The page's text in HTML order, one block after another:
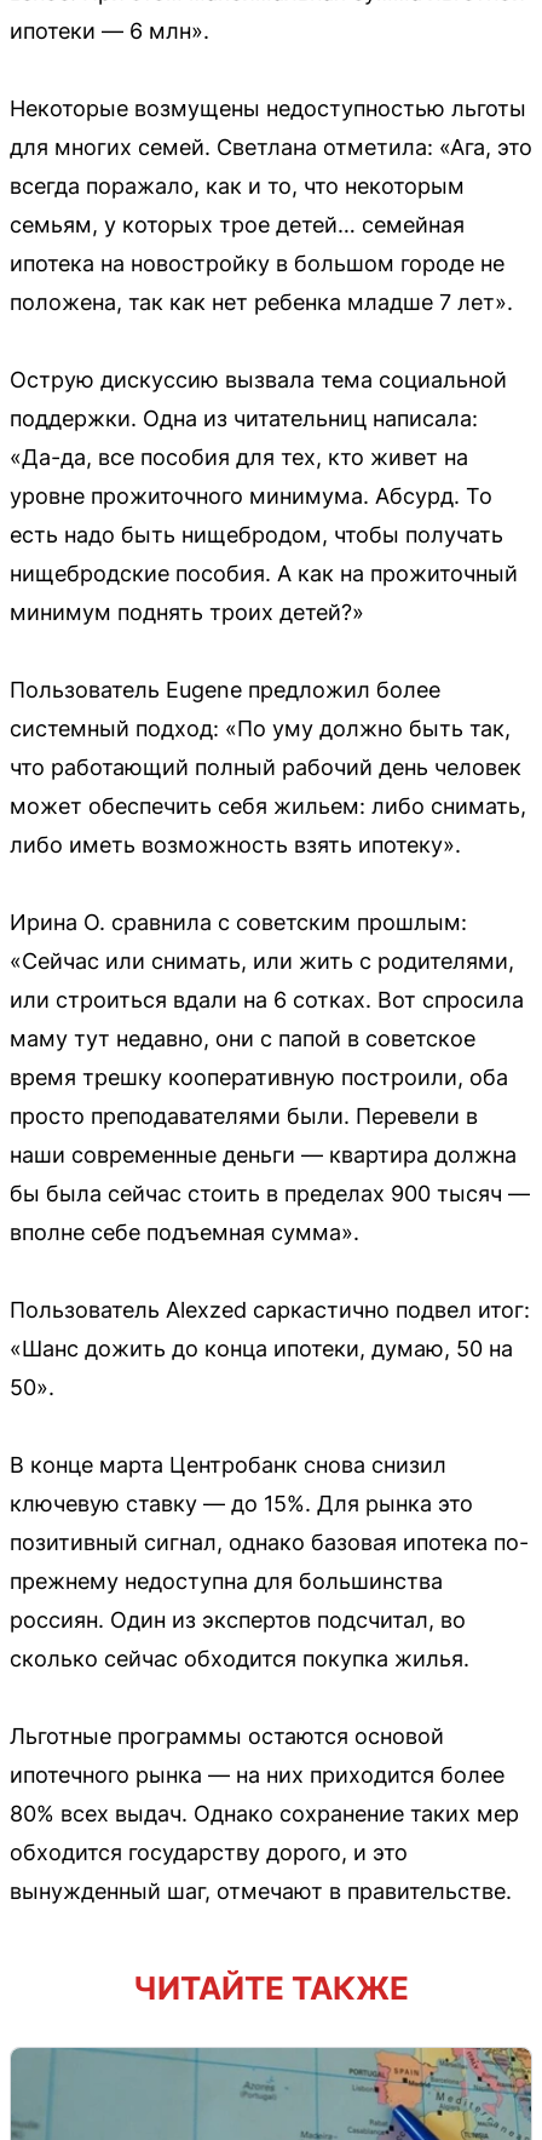
ипотеки — 6 млн».
Некоторые возмущены недоступностью льготы
для многих семей. Светлана отметила: «Ага, это
всегда поражало, как и то, что некоторым
семьям, у которых трое детей… семейная
ипотека на новостройку в большом городе не
положена, так как нет ребенка младше 7 лет».
Острую дискуссию вызвала тема социальной
поддержки. Одна из читательниц написала:
«Да-да, все пособия для тех, кто живет на
уровне прожиточного минимума. Абсурд. То
есть надо быть нищебродом, чтобы получать
нищебродские пособия. А как на прожиточный
минимум поднять троих детей?»
Пользователь Eugene предложил более
системный подход: «По уму должно быть так,
что работающий полный рабочий день человек
может обеспечить себя жильем: либо снимать,
либо иметь возможность взять ипотеку».
Ирина О. сравнила с советским прошлым:
«Сейчас или снимать, или жить с родителями,
или строиться вдали на 6 сотках. Вот спросила
маму тут недавно, они с папой в советское
время трешку кооперативную построили, оба
просто преподавателями были. Перевели в
наши современные деньги — квартира должна
бы была сейчас стоить в пределах 900 тысяч —
вполне себе подъемная сумма».
Пользователь Alexzed саркастично подвел итог:
«Шанс дожить до конца ипотеки, думаю, 50 на
50».
В конце марта Центробанк снова снизил
ключевую ставку — до 15%. Для рынка это
позитивный сигнал, однако базовая ипотека по-
прежнему недоступна для большинства
россиян. Один из экспертов подсчитал, во
сколько сейчас обходится покупка жилья.
Льготные программы остаются основой
ипотечного рынка — на них приходится более
80% всех выдач. Однако сохранение таких мер
обходится государству дорого, и это
вынужденный шаг, отмечают в правительстве.
ЧИТАЙТЕ ТАКЖЕ